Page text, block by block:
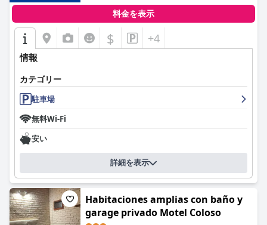
料金を表示
$ +4
情報
カテゴリー
駐車場
無料Wi-Fi
安い
詳細を表示
Habitaciones amplias con baño y
garage privado Motel Coloso